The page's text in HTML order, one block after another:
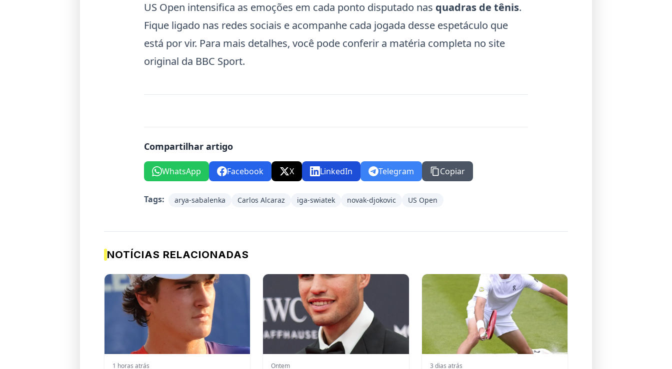
US Open intensifica as emoções em cada ponto disputado nas quadras de tênis.
Fique ligado nas redes sociais e acompanhe cada jogada desse espetáculo que
está por vir. Para mais detalhes, você pode conferir a matéria completa no site
original da BBC Sport.
Compartilhar artigo
WhatsApp Facebook X LinkedIn Telegram Copiar
Tags: arya-sabalenka Carlos Alcaraz iga-swiatek novak-djokovic US Open
NOTÍCIAS RELACIONADAS
1 horas atrás Ontem 3 dias atrás